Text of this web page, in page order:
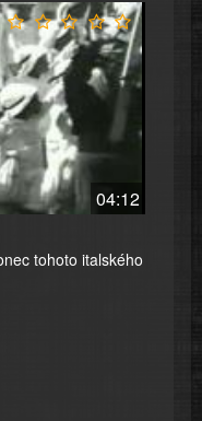
04:12
tohoto italského